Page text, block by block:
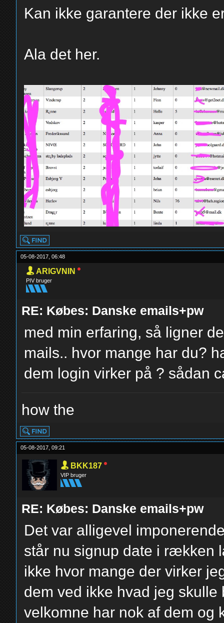
Kan ikke garantere der ikke
Ala det her.
05-08-2017, 06:48
ARIGVNIN
PIV bruger
RE: Købes: Danske emails+pw
med min erfaring, så ligner
mails.. hvor mange har du?
dem login virker på ? sådan
how the
05-08-2017, 09:21
BKK187
VIP bruger
RE: Købes: Danske emails+pw
Det var alligevel
står nu signup date i rækken
ikke hvor mange der virker
dem ved ikke hvad jeg
velkomne har nok af dem og